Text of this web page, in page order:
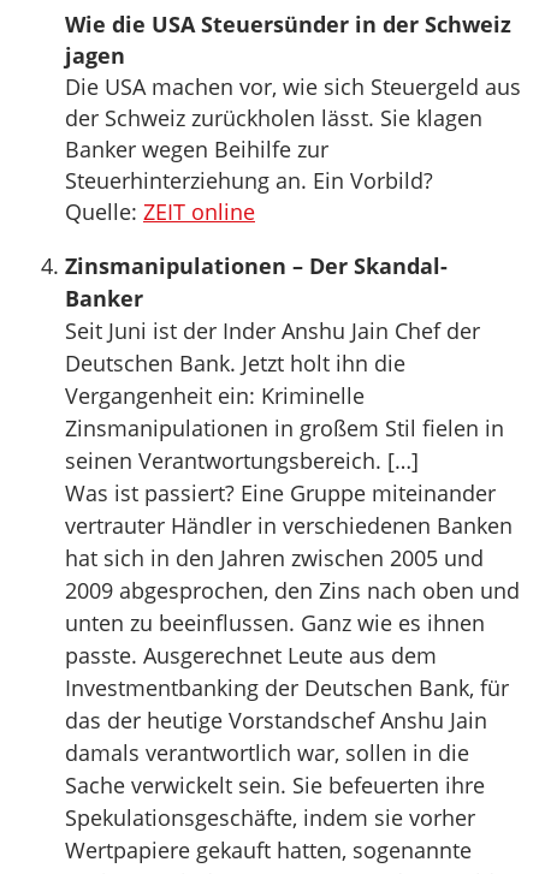
Wie die USA Steuersünder in der Schweiz
jagen
Die USA machen vor, wie sich Steuergeld aus
der Schweiz zurückholen lässt. Sie klagen
Banker wegen Beihilfe zur
Steuerhinterziehung an. Ein Vorbild?
Quelle: ZEIT online
Zinsmanipulationen – Der Skandal-
Banker
Seit Juni ist der Inder Anshu Jain Chef der
Deutschen Bank. Jetzt holt ihn die
Vergangenheit ein: Kriminelle
Zinsmanipulationen in großem Stil fielen in
seinen Verantwortungsbereich. […]
Was ist passiert? Eine Gruppe miteinander
vertrauter Händler in verschiedenen Banken
hat sich in den Jahren zwischen 2005 und
2009 abgesprochen, den Zins nach oben und
unten zu beeinflussen. Ganz wie es ihnen
passte. Ausgerechnet Leute aus dem
Investmentbanking der Deutschen Bank, für
das der heutige Vorstandschef Anshu Jain
damals verantwortlich war, sollen in die
Sache verwickelt sein. Sie befeuerten ihre
Spekulationsgeschäfte, indem sie vorher
Wertpapiere gekauft hatten, sogenannte